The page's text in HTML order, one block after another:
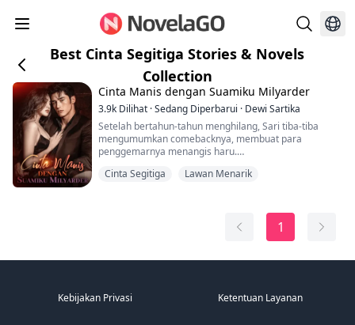
Best Cinta Segitiga Stories & Novels
Collection
Cinta Manis dengan Suamiku Milyarder
3.9k Dilihat ·Sedang Diperbarui · Dewi Sartika
Setelah bertahun-tahun menghilang, Sari tiba-tiba
mengumumkan comebacknya, membuat para
penggemarnya menangis haru.
menyebabkan sensasi besar.
Semua orang tahu Ari Limbong adalah taktisi yang
Persis ketika semua orang mengira dia akan menyikat
Cinta Segitiga Lawan Menarik
1
Kebijakan Privasi Ketentuan Layanan